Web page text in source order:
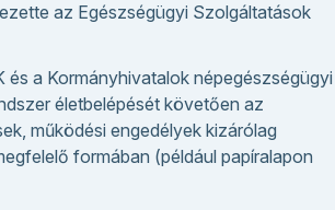
az Egészségügyi Szolgáltatások
a Kormányhivatalok népegészségügyi
életbelépését követően az
működési engedélyek kizárólag
formában (például papíralapon